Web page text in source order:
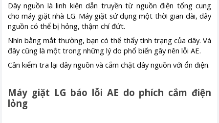
Dây nguồn là linh kiện dẫn truyền từ nguồn điện tổng cung
cho máy giặt nhà LG. Máy giặt sử dụng một thời gian dài, dây
nguồn có thể bị hỏng, thậm chí đứt.
Nhìn bằng mắt thường, bạn có thể thấy tình trạng của dây. Và
đây cũng là một trong những lý do phổ biến gây nên lỗi AE.
Cần kiểm tra lại dây nguồn và cắm chặt dây nguồn với ổn điện.
Máy giặt LG báo lỗi AE do phích cắm điện
lỏng